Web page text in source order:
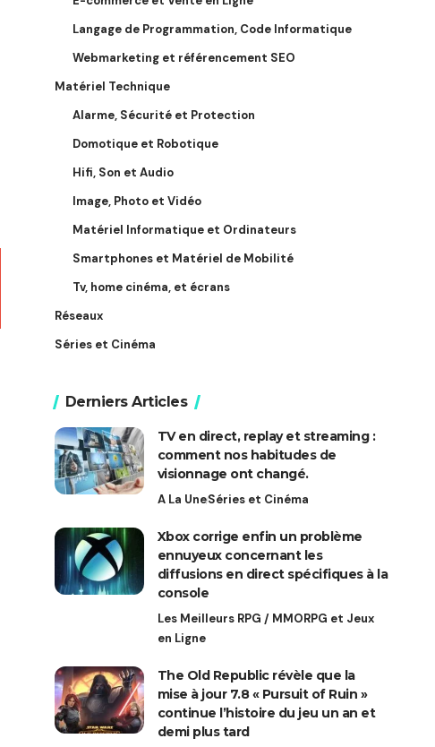
Langage de Programmation, Code Informatique
Webmarketing et référencement SEO
Matériel Technique
Alarme, Sécurité et Protection
Domotique et Robotique
Hifi, Son et Audio
Image, Photo et Vidéo
Matériel Informatique et Ordinateurs
Smartphones et Matériel de Mobilité
Tv, home cinéma, et écrans
Réseaux
Séries et Cinéma
Derniers Articles
TV en direct, replay et streaming :
comment nos habitudes de
visionnage ont changé.
A La UneSéries et Cinéma
Xbox corrige enfin un problème
ennuyeux concernant les
diffusions en direct spécifiques à la
console
Les Meilleurs RPG / MMORPG et Jeux
en Ligne
The Old Republic révèle que la
mise à jour 7.8 « Pursuit of Ruin »
continue l’histoire du jeu un an et
demi plus tard